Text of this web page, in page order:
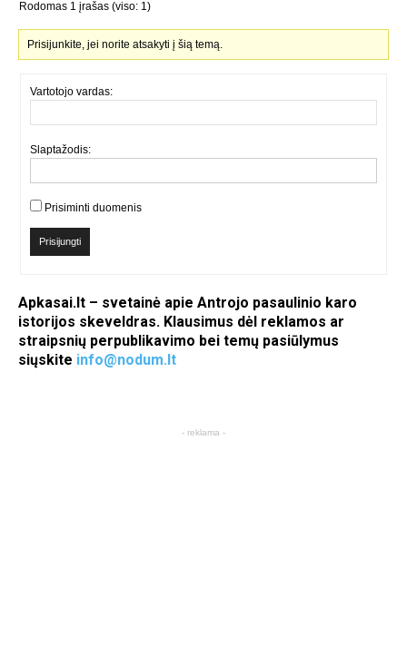
Rodomas 1 įrašas (viso: 1)
Prisijunkite, jei norite atsakyti į šią temą.
Vartotojo vardas:
Slaptažodis:
Prisiminti duomenis
Prisijungti
Apkasai.lt – svetainė apie Antrojo pasaulinio karo
istorijos skeveldras. Klausimus dėl reklamos ar
straipsnių perpublikavimo bei temų pasiūlymus
siųskite info@nodum.lt
- reklama -